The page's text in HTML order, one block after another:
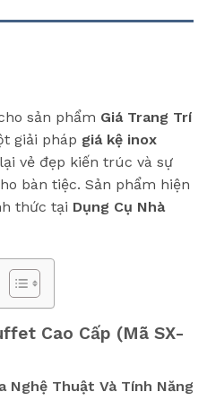
sản phẩm Giá Trang Trí
giải pháp giá kệ inox
vẻ đẹp kiến trúc và sự
bàn tiệc. Sản phẩm hiện
thức tại Dụng Cụ Nhà
Cao Cấp (Mã SX-
Nghệ Thuật Và Tính Năng